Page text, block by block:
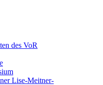
des VoR
Lise-Meitner-